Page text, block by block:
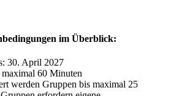
im Überblick:
30. April 2027
60 Minuten
werden Gruppen bis maximal 25